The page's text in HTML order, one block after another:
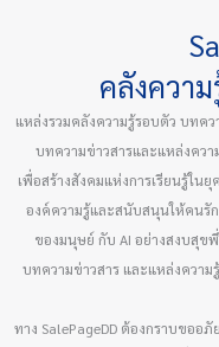
คลังควา
แหล่งรวมคลังความรู้รอบตัว บทคว
บทความข่าวสารและแหล่งควา
เพื่อสร้างสังคมแห่งการเรียนรู้ใ
องค์ความรู้และสนับสนุนให้คนรั
ของมนุษย์ กับ AI อย่างสงบสุข
บทความข่าวสาร และแหล่งความ
ทาง SalePageDD ต้องกราบขออ